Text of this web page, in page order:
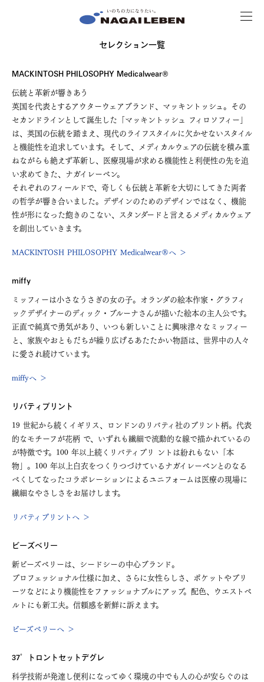
MENU
セレクション一覧
MACKINTOSH PHILOSOPHY Medicalwear®
伝統と革新が響きあう
英国を代表とするアウターウェアブランド、マッキントッシュ。その
セカンドラインとして誕生した「マッキントッシュ フィロソフィー」
は、英国の伝統を踏まえ、現代のライフスタイルに欠かせないスタイル
と機能性を追求しています。そして、メディカルウェアの伝統を積み重
ねながらも絶えず革新し、医療現場が求める機能性と利便性の先を追
い求めてきた、ナガイレーベン。
それぞれのフィールドで、奇しくも伝統と革新を大切にしてきた両者
の哲学が響き合いました。デザインのためのデザインではなく、機能
性が形になった飽きのこない、スタンダードと言えるメディカルウェア
を創出していきます。
MACKINTOSH PHILOSOPHY Medicalwear®へ ＞
miffy
ミッフィーは小さなうさぎの女の子。オランダの絵本作家・グラフィ
ックデザイナーのディック・ブルーナさんが描いた絵本の主人公です。
正直で純真で勇気があり、いつも新しいことに興味津々なミッフィー
と、家族やおともだちが繰り広げるあたたかい物語は、世界中の人々
に愛され続けています。
miffyへ ＞
リバティプリント
19 世紀から続くイギリス、ロンドンのリバティ社のプリント柄。代表
的なモチーフが花柄 で、いずれも繊細で流動的な線で描かれているの
が特徴です。100 年以上続くリバティプリ ントは紛れもない「本
物」。100 年以上白衣をつくりつづけているナガイレーベンとのなる
べくしてなったコラボレーションによるユニフォームは医療の現場に
繊細なやさしさをお届けします。
リバティプリントへ ＞
ビーズベリー
新ビーズベリーは、シードシーの中心ブランド。
プロフェッショナル仕様に加え、さらに女性らしさ、ポケットやプリ
ーツなどにより機能性をファッショナブルにアップ。配色、ウエストベ
ルトにも新工夫。信頼感を新鮮に訴えます。
ビーズベリーへ ＞
37°トロントセットデグレ
科学技術が発達し便利になってゆく環境の中でも人の心が安らぐのは